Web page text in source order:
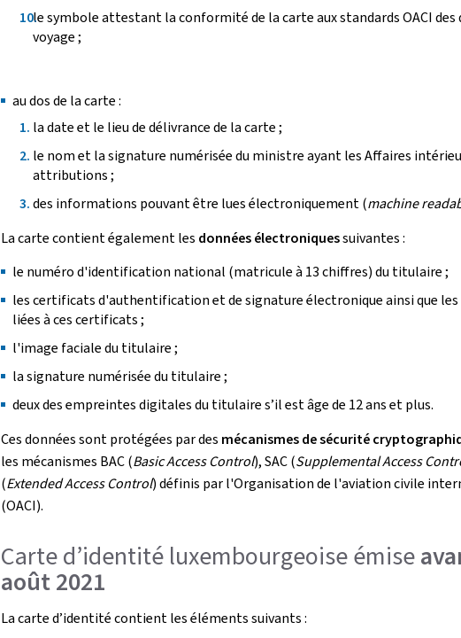
le symbole attestant la conformité de la carte aux standards OACI des
voyage ;
au dos de la carte :
la date et le lieu de délivrance de la carte ;
le nom et la signature numérisée du ministre ayant les Affaires
attributions ;
des informations pouvant être lues électroniquement (machine
La carte contient également les données électroniquessuivantes :
le numéro d'identification national (matricule à 13 chiffres) du titulaire ;
les certificats d'authentification et de signature électronique ainsi que les
liées à ces certificats ;
l'image faciale du titulaire ;
la signature numérisée du titulaire ;
deux des empreintes digitales du titulaire s’il est âge de 12 ans et plus.
Ces données sont protégées par des mécanismes de sécurité
les mécanismes BAC (Basic Access Control), SAC (Supplemental Access
(Extended Access Control) définis par l'Organisation de l'aviation civile
(OACI).
Carte d’identité luxembourgeoise émise
août 2021
La carte d’identité contient les éléments suivants :